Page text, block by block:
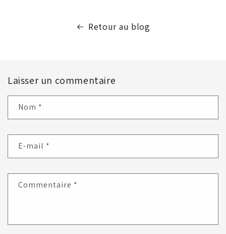
Retour au blog
Laisser un commentaire
Nom *
E-mail *
Commentaire *